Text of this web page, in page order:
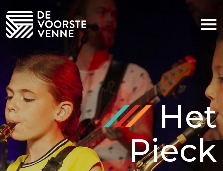
Sponsoring
Nieuws
Praktische informatie
Contact
Huiskamer voor iedereen
Het
Pieck